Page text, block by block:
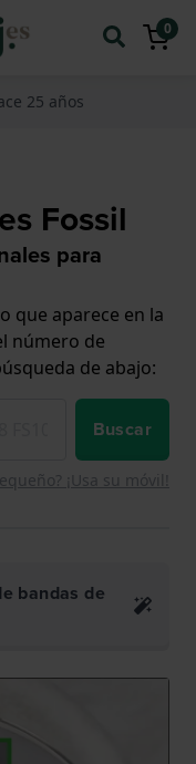
0
25 años
Fossil
para
que aparece en la
número de
de abajo:
Buscar
¡Usa su móvil!
bandas de